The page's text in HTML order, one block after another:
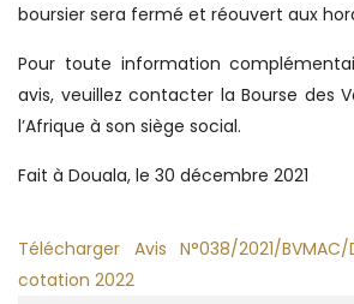
boursier sera fermé et réouvert aux
Pour toute information
avis, veuillez contacter la Bourse des
l’Afrique à son siège social.
Fait à Douala, le 30 décembre 2021
Télécharger Avis N°038/2021/
cotation 2022